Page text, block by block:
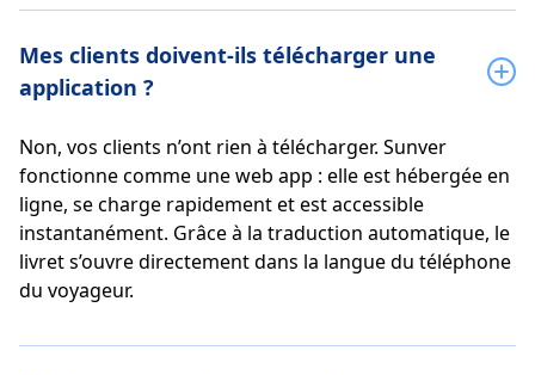
Mes clients doivent-ils télécharger une
application ?
Non, vos clients n’ont rien à télécharger. Sunver
fonctionne comme une web app : elle est hébergée en
ligne, se charge rapidement et est accessible
instantanément. Grâce à la traduction automatique, le
livret s’ouvre directement dans la langue du téléphone
du voyageur.